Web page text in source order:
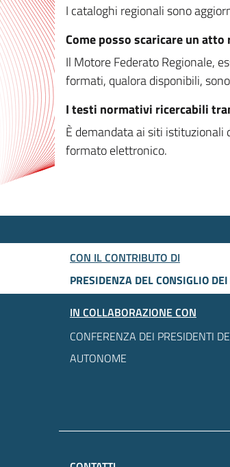
I cataloghi regionali sono
Come posso scaricare un atto
Il Motore Federato Regionale,
formati, qualora disponibili,
I testi normativi ricercabili
È demandata ai siti
formato elettronico.
CON IL CONTRIBUTO DI
PRESIDENZA DEL CONSIGLIO
IN COLLABORAZIONE CON
CONFERENZA DEI PRESIDENTI
AUTONOME